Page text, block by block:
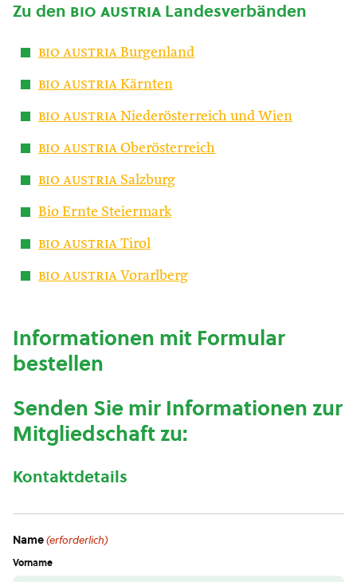
Zu den bio austria Landesverbänden
bio austria Burgenland
bio austria Kärnten
bio austria Niederösterreich und Wien
bio austria Oberösterreich
bio austria Salzburg
Bio Ernte Steiermark
bio austria Tirol
bio austria Vorarlberg
Informationen mit Formular
bestellen
Senden Sie mir Informationen zur
Mitgliedschaft zu:
Kontaktdetails
Name(erforderlich)
Vorname